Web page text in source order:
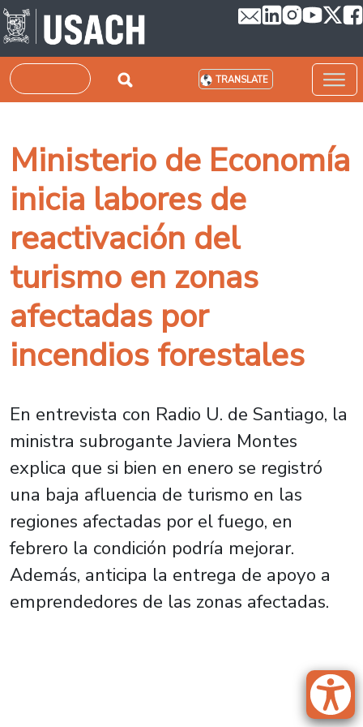
Skip to main content
Search TRANSLATE
Ministerio de Economía
inicia labores de
reactivación del
turismo en zonas
afectadas por
incendios forestales
En entrevista con Radio U. de Santiago, la
ministra subrogante Javiera Montes
explica que si bien en enero se registró
una baja afluencia de turismo en las
regiones afectadas por el fuego, en
febrero la condición podría mejorar.
Además, anticipa la entrega de apoyo a
emprendedores de las zonas afectadas.